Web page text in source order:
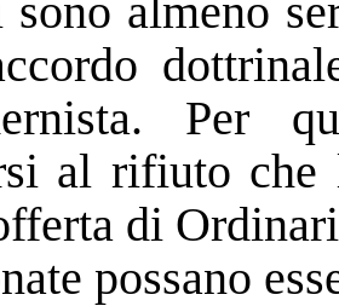
almeno
Per
al rifiuto che
di
possano